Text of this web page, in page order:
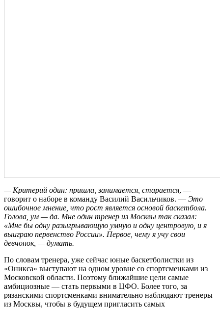
— Критерий один: пришла, занимается, старается, —
говорит о наборе в команду Василий Васильчиков. — Это
ошибочное мнение, что рост является основой баскетбола.
Голова, ум — да. Мне один тренер из Москвы так сказал:
«Мне бы одну разыгрывающую умную и одну центровую, и я
выиграю первенство России». Первое, чему я учу свои
девчонок, — думать.
По словам тренера, уже сейчас юные баскетболистки из
«Оникса» выступают на одном уровне со спортсменками из
Московской области. Поэтому ближайшие цели самые
амбициозные — стать первыми в ЦФО. Более того, за
рязанскими спортсменками внимательно наблюдают тренеры
из Москвы, чтобы в будущем пригласить самых